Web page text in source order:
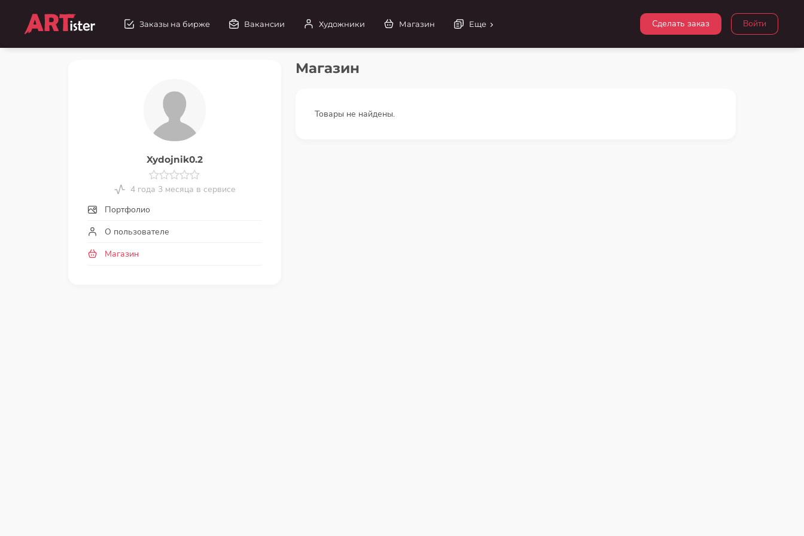
Войти
Сделать заказ
Заказы на бирже Вакансии Художники Магазин Еще
Xydojnik0.2
4 года 3 месяца в сервисе
Портфолио
О пользователе
Магазин
Магазин
Товары не найдены.